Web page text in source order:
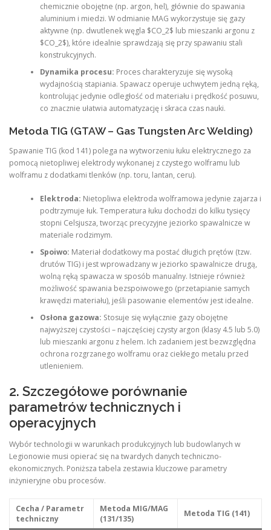
chemicznie obojętne (np. argon, hel), głównie do spawania
aluminium i miedzi. W odmianie MAG wykorzystuje się gazy
aktywne (np. dwutlenek węgla $CO_2$ lub mieszanki argonu z
$CO_2$), które idealnie sprawdzają się przy spawaniu stali
konstrukcyjnych.
Dynamika procesu: Proces charakteryzuje się wysoką
wydajnością stapiania. Spawacz operuje uchwytem jedną ręką,
kontrolując jedynie odległość od materiału i prędkość posuwu,
co znacznie ułatwia automatyzację i skraca czas nauki.
Metoda TIG (GTAW – Gas Tungsten Arc Welding)
Spawanie TIG (kod 141) polega na wytworzeniu łuku elektrycznego za
pomocą nietopliwej elektrody wykonanej z czystego wolframu lub
wolframu z dodatkami tlenków (np. toru, lantan, ceru).
Elektroda: Nietopliwa elektroda wolframowa jedynie zajarza i
podtrzymuje łuk. Temperatura łuku dochodzi do kilku tysięcy
stopni Celsjusza, tworząc precyzyjne jeziorko spawalnicze w
materiale rodzimym.
Spoiwo: Materiał dodatkowy ma postać długich prętów (tzw.
drutów TIG) i jest wprowadzany w jeziorko spawalnicze drugą,
wolną ręką spawacza w sposób manualny. Istnieje również
możliwość spawania bezspoiwowego (przetapianie samych
krawędzi materiału), jeśli pasowanie elementów jest idealne.
Osłona gazowa: Stosuje się wyłącznie gazy obojętne
najwyższej czystości – najczęściej czysty argon (klasy 4.5 lub 5.0)
lub mieszanki argonu z helem. Ich zadaniem jest bezwzględna
ochrona rozgrzanego wolframu oraz ciekłego metalu przed
utlenieniem.
2. Szczegółowe porównanie
parametrów technicznych i
operacyjnych
Wybór technologii w warunkach produkcyjnych lub budowlanych w
Legionowie musi opierać się na twardych danych techniczno-
ekonomicznych. Poniższa tabela zestawia kluczowe parametry
inżynieryjne obu procesów.
Cecha / Parametr
techniczny
Metoda MIG/MAG
(131/135)
Metoda TIG (141)